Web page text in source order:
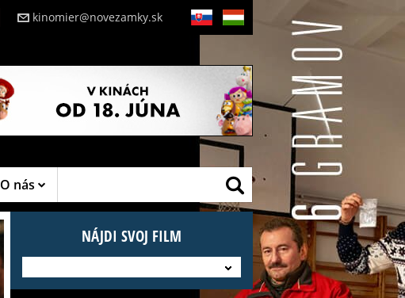
kinomier@novezamky.sk
O nás
NÁJDI SVOJ FILM